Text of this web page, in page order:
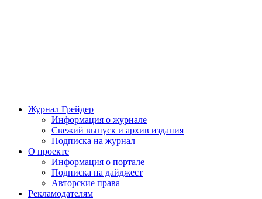
Журнал Грейдер
Информация о журнале
Свежий выпуск и архив издания
Подписка на журнал
О проекте
Информация о портале
Подписка на дайджест
Авторские права
Рекламодателям